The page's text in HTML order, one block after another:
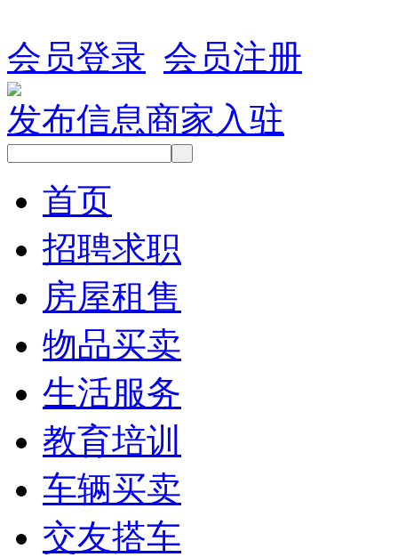
会员登录 会员注册
发布信息商家入驻
首页
招聘求职
房屋租售
物品买卖
生活服务
教育培训
车辆买卖
交友搭车